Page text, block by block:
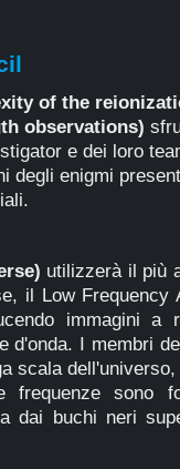
of the
observations)
e dei loro
degli enigmi
utilizzerà il più
il Low Frequency
immagini a
d'onda. I membri
scala
sono
dai buchi neri